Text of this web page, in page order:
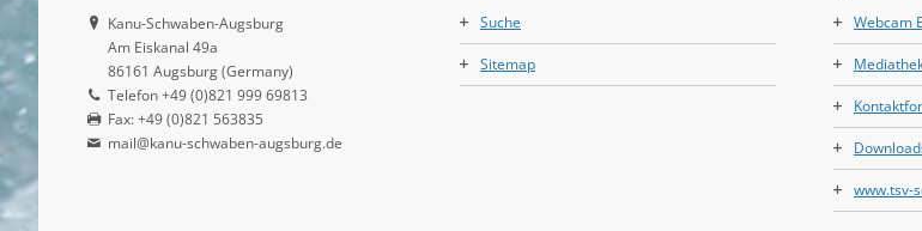
Kanu-Schwaben-Augsburg
Am Eiskanal 49a
86161 Augsburg (Germany)
Telefon +49 (0)821 999 69813
Fax: +49 (0)821 563835
mail@kanu-schwaben-augsburg.de
Suche
Sitemap
Webcam
www.tsv-